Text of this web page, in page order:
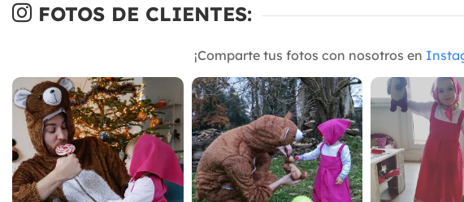
FOTOS DE CLIENTES:
¡Comparte tus fotos con nosotros en